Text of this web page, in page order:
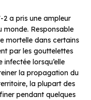
2 a pris une ampleur
monde. Responsable
mortelle dans certains
par les gouttelettes
lorsqu’elle
la propagation du
la plupart des
pendant quelques